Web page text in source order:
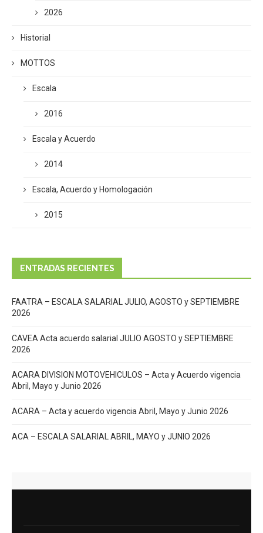
2026
Historial
MOTTOS
Escala
2016
Escala y Acuerdo
2014
Escala, Acuerdo y Homologación
2015
ENTRADAS RECIENTES
FAATRA – ESCALA SALARIAL JULIO, AGOSTO y SEPTIEMBRE
2026
CAVEA Acta acuerdo salarial JULIO AGOSTO y SEPTIEMBRE
2026
ACARA DIVISION MOTOVEHICULOS – Acta y Acuerdo vigencia
Abril, Mayo y Junio 2026
ACARA – Acta y acuerdo vigencia Abril, Mayo y Junio 2026
ACA – ESCALA SALARIAL ABRIL, MAYO y JUNIO 2026